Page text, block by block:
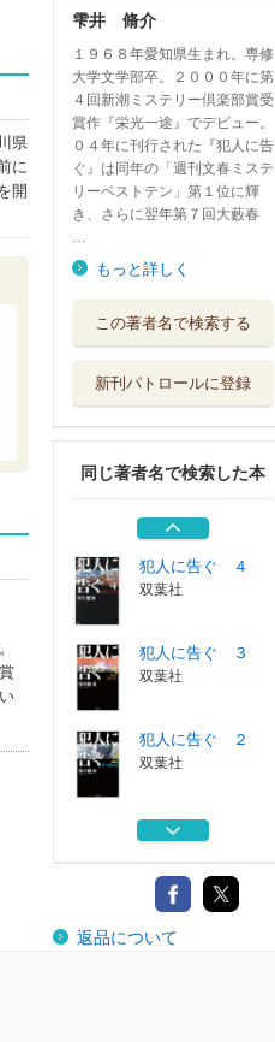
県
に
開
雫井 脩介
１９６８年愛知県生まれ。専修
大学文学部卒。２０００年に第
４回新潮ミステリー倶楽部賞受
賞作『栄光一途』でデビュー。
０４年に刊行された『犯人に告
ぐ』は同年の「週刊文春ミステ
リーベストテン」第１位に輝
き、さらに翌年第７回大藪春
…
もっと詳しく
この著者名で検索する
新刊パトロールに登録
同じ著者名で検索した本
双葉社
クロコダイル・テ
文藝春秋
霧をはらう 上
幻冬舎
犯人に告ぐ ４
双葉社
犯人に告ぐ ３
双葉社
犯人に告ぐ ２
双葉社
クロコダイル・テ
文藝春秋
霧をはらう 上
幻冬舎
返品について